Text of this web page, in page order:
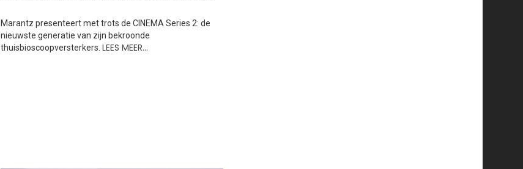
Marantz presenteert met trots de CINEMA Series 2: de
nieuwste generatie van zijn bekroonde
thuisbioscoopversterkers. LEES MEER…